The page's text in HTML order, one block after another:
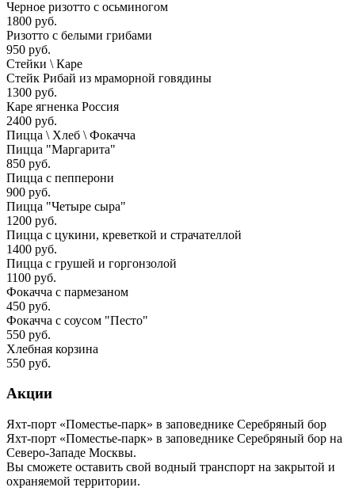
Черное ризотто с осьминогом
1800 руб.
Ризотто с белыми грибами
950 руб.
Стейки \ Каре
Стейк Рибай из мраморной говядины
1300 руб.
Каре ягненка Россия
2400 руб.
Пицца \ Хлеб \ Фокачча
Пицца "Маргарита"
850 руб.
Пицца с пепперони
900 руб.
Пицца "Четыре сыра"
1200 руб.
Пицца с цукини, креветкой и страчателлой
1400 руб.
Пицца с грушей и горгонзолой
1100 руб.
Фокачча с пармезаном
450 руб.
Фокачча с соусом "Песто"
550 руб.
Хлебная корзина
550 руб.
Акции
Яхт-порт «Поместье-парк» в заповеднике Серебряный бор
Яхт-порт «Поместье-парк» в заповеднике Серебряный бор на
Северо-Западе Москвы.
Вы сможете оставить свой водный транспорт на закрытой и
охраняемой территории.